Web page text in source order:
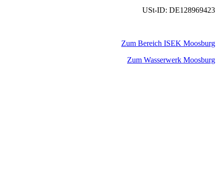
USt-ID: DE128969423
Zum Bereich ISEK Moosburg
Zum Wasserwerk Moosburg